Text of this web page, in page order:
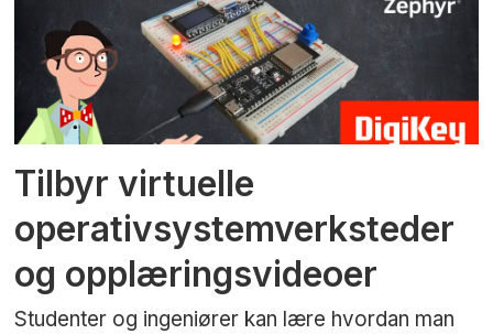
Tilbyr virtuelle
operativsystemverksteder
og opplæringsvideoer
Studenter og ingeniører kan lære hvordan man